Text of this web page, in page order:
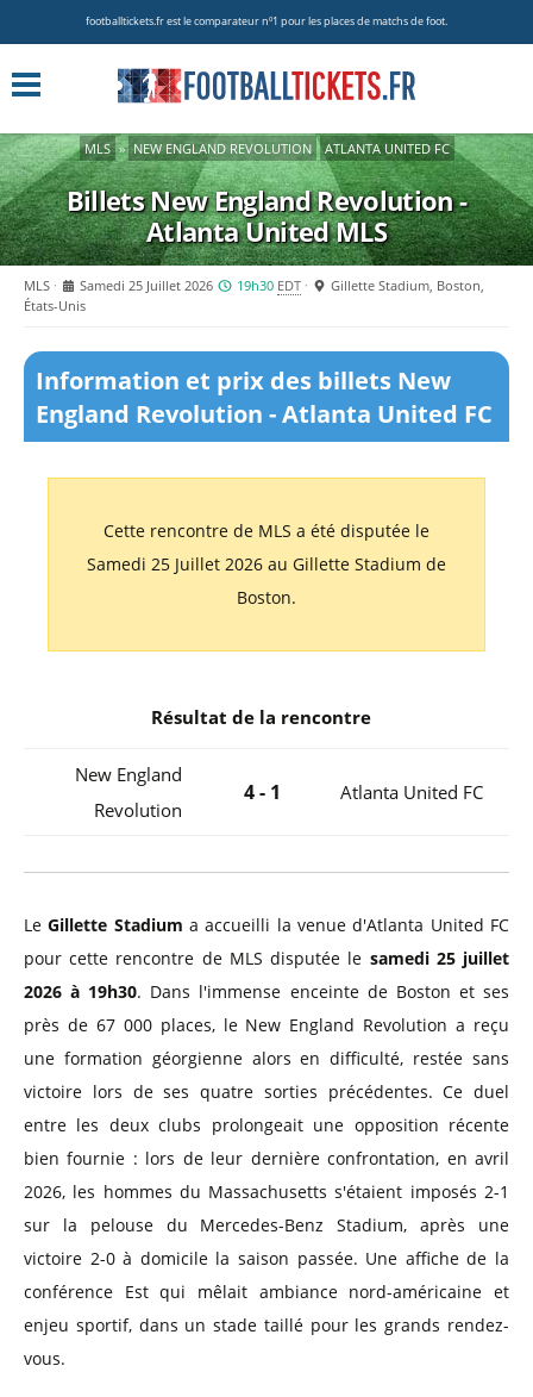
footballtickets.fr est le comparateur nº1 pour les places de matchs de foot.
MLS » NEW ENGLAND REVOLUTION ATLANTA UNITED FC
Billets New England Revolution -
Atlanta UnitedMLS
MLS Samedi 25 Juillet 2026 19h30 EDT
Gillette Stadium, Boston,
États-Unis
Information et prix des billets New
England Revolution - Atlanta United FC
Cette rencontre de MLS a été disputée le
Samedi 25 Juillet 2026 au Gillette Stadium de
Boston.
Résultat de la rencontre
New England
Revolution
4 - 1 Atlanta United FC
LeGillette Stadium a accueilli la venue d'Atlanta United FC
pour cette rencontre de MLS disputée le samedi 25 juillet
2026 à 19h30. Dans l'immense enceinte de Boston et ses
près de 67 000 places, le New England Revolution a reçu
une formation géorgienne alors en difficulté, restée sans
victoire lors de ses quatre sorties précédentes. Ce duel
entre les deux clubs prolongeait une opposition récente
bien fournie : lors de leur dernière confrontation, en avril
2026, les hommes du Massachusetts s'étaient imposés 2-1
sur la pelouse du Mercedes-Benz Stadium, après une
victoire 2-0 à domicile la saison passée. Une affiche de la
conférence Est qui mêlait ambiance nord-américaine et
enjeu sportif, dans un stade taillé pour les grands rendez-
vous.